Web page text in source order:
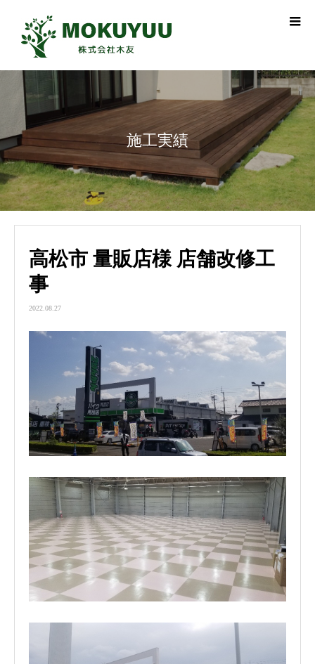
施工実績
高松市 量販店様 店舗改修工
事
2022.08.27